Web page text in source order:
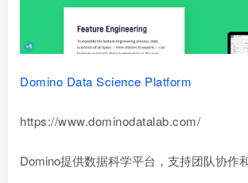
Domino Data Science Platform
https://www.dominodatalab.com/
Domino提供数据科学平台，支持团队协作